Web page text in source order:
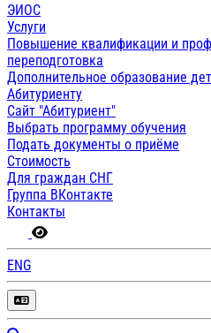
ЭИОС
Услуги
Повышение квалификации и
переподготовка
Дополнительное образование
Абитуриенту
Сайт "Абитуриент"
Выбрать программу обучения
Подать документы о приёме
Стоимость
Для граждан СНГ
Группа ВКонтакте
Контакты
ENG